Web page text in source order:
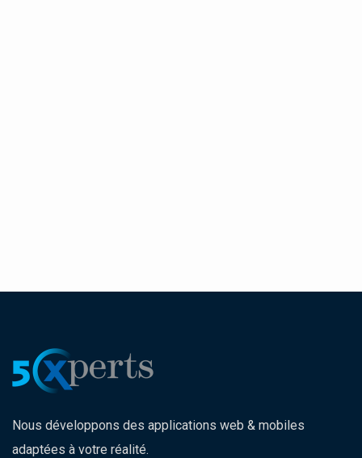
Nous développons des applications web & mobiles
adaptées à votre réalité.